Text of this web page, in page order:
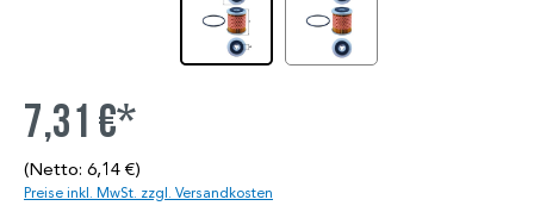
7,31 €*
(Netto: 6,14 €)
Preise inkl. MwSt. zzgl. Versandkosten